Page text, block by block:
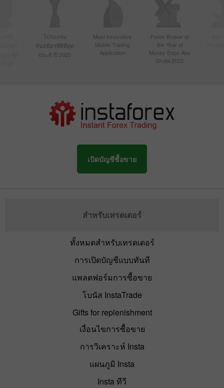
โปรแกรม
พันธมิตรที่ดีที่สุด
ประจำปี 2020
Most Innovative
Mobile Trading
Application
Forex Broker of
the Year at
Money Expo Abu
Dhabi 2025
เปิดบัญชีซื้อขาย
สำหรับเทรดเดอร์
ทั้งหมดสำหรับเทรดเดอร์
การเปิดบัญชีแบบทันที
แพลตฟอร์มการซื้อขาย
โบนัส InstaTrade
Gifts for replenishment
เงื่อนไขการซื้อขาย
การวิเคราะห์ Insta
แผนภูมิ Insta
Insta ทีวี